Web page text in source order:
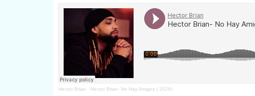
Hector Brian · Hector Brian- No Hay Amigos ( 2026)